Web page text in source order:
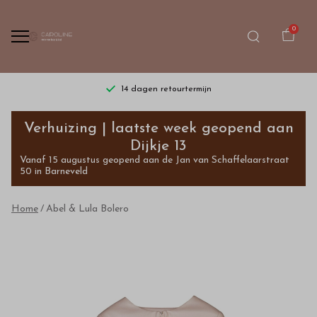
0
14 dagen retourtermijn
Abel
&
Lula
Bolero
kinderkleding
Verhuizing | laatste week geopend aan
Dijkje 13
Vanaf 15 augustus geopend aan de Jan van Schaffelaarstraat
50 in Barneveld
Home Abel & Lula Bolero